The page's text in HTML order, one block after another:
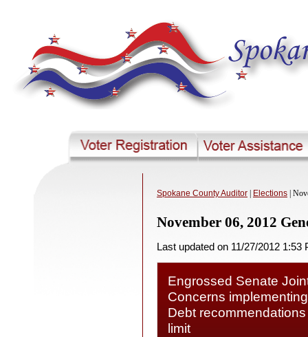
Spokane County Auditor Elections |
November 06, 2012
Last updated on 11/27/2012 1:53
Engrossed Senate
Concerns
Debt
limit